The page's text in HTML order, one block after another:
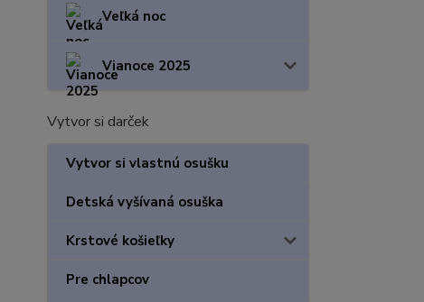
Veľká noc
Vianoce 2025
Vytvor si darček
Vytvor si vlastnú osušku
Detská vyšívaná osuška
Krstové košieľky
Pre chlapcov